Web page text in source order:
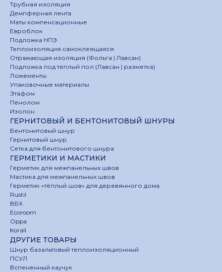
Трубная изоляция
Демпферная лента
Маты компенсационные
Евроблок
Подложка НПЭ
Теплоизоляция самоклеящаяся
Отражающая изоляция (Фольга | Лавсан)
Подложка под теплый пол (Лавсан | разметка)
Ложементы
Упаковочные материалы
Этафом
Пенолом
Изолон
ГЕРНИТОВЫЙ И БЕНТОНИТОВЫЙ ШНУРЫ
Бентонитовый шнур
Гернитовый шнур
Сетка для бентонитового шнура
ГЕРМЕТИКИ И МАСТИКИ
Герметик для межпанельных швов
Мастика для межпанельных швов
Герметик «тёплый шов» для деревянного дома
Rustil
ВБХ
Ecoroom
Oppa
Korall
ДРУГИЕ ТОВАРЫ
Шнур базальтовый теплоизоляционный
ПСУЛ
Вспененный каучук